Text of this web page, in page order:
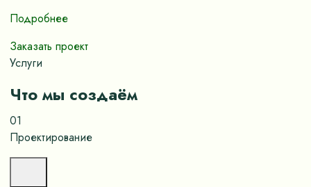
Подробнее
Заказать проект
Услуги
Что мы создаём
01
Проектирование